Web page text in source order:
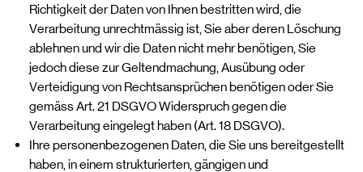
Richtigkeit der Daten von Ihnen bestritten wird, die
Verarbeitung unrechtmässig ist, Sie aber deren Löschung
ablehnen und wir die Daten nicht mehr benötigen, Sie
jedoch diese zur Geltendmachung, Ausübung oder
Verteidigung von Rechtsansprüchen benötigen oder Sie
gemäss Art. 21 DSGVO Widerspruch gegen die
Verarbeitung eingelegt haben (Art. 18 DSGVO).
Ihre personenbezogenen Daten, die Sie uns bereitgestellt
haben, in einem strukturierten, gängigen und